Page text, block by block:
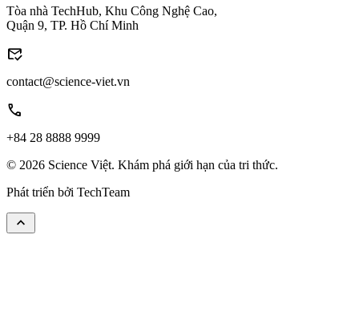
Tòa nhà TechHub, Khu Công Nghệ Cao,
Quận 9, TP. Hồ Chí Minh
mark_email_read
contact@science-viet.vn
call
+84 28 8888 9999
© 2026 Science Việt. Khám phá giới hạn của tri thức.
Phát triển bởi TechTeam
keyboard_arrow_up